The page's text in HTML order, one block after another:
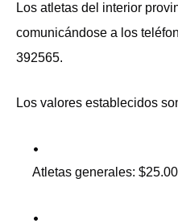
Los atletas del interior
comunicándose a los
392565.
Los valores establecidos
Atletas generales: